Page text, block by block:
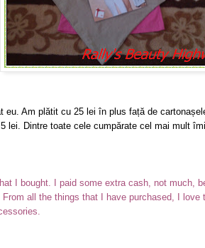
eu. Am plătit cu 25 lei în plus față de
lei. Dintre toate cele cumpărate cel mai mult
I bought. I paid some extra cash, not much,
From all the things that I have purchased, I love